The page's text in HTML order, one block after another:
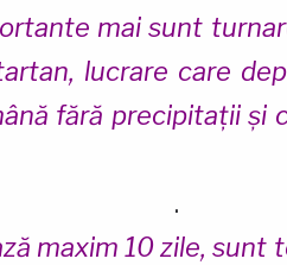
mai sunt
lucrare care
fără precipitații și
.
maxim 10 zile, sunt